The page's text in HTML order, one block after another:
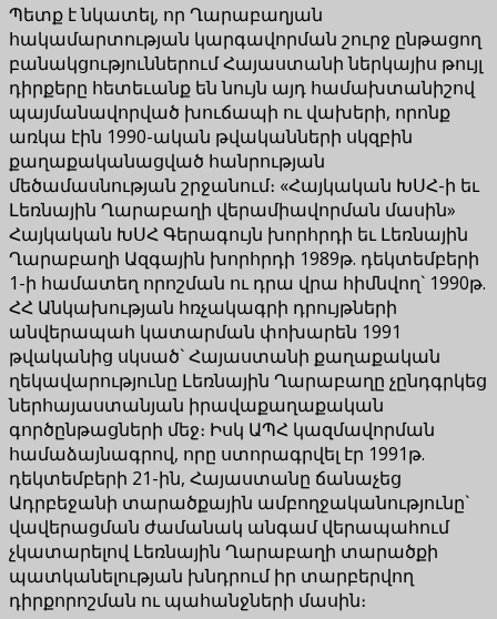
Պետք է նկատել, որ Ղարաբաղյան
հակամարտության կարգավորման շուրջ ընթացող
բանակցություններում Հայաստանի ներկայիս թույլ
դիրքերը հետեւանք են նույն այդ համախտանիշով
պայմանավորված խուճապի ու վախերի, որոնք
առկա էին 1990-ական թվականների սկզբին
քաղաքականացված հանրության
մեծամասնության շրջանում։ «Հայկական ԽՍՀ-ի եւ
Լեռնային Ղարաբաղի վերամիավորման մասին»
Հայկական ԽՍՀ Գերագույն խորհրդի եւ Լեռնային
Ղարաբաղի Ազգային խորհրդի 1989թ. դեկտեմբերի
1-ի համատեղ որոշման ու դրա վրա հիմնվող` 1990թ.
ՀՀ Անկախության հռչակագրի դրույթների
անվերապահ կատարման փոխարեն 1991
թվականից սկսած` Հայաստանի քաղաքական
ղեկավարությունը Լեռնային Ղարաբաղը չընդգրկեց
ներհայաստանյան իրավաքաղաքական
գործընթացների մեջ։ Իսկ ԱՊՀ կազմավորման
համաձայնագրով, որը ստորագրվել էր 1991թ.
դեկտեմբերի 21-ին, Հայաստանը ճանաչեց
Ադրբեջանի տարածքային ամբողջականությունը`
վավերացման ժամանակ անգամ վերապահում
չկատարելով Լեռնային Ղարաբաղի տարածքի
պատկանելության խնդրում իր տարբերվող
դիրքորոշման ու պահանջների մասին։